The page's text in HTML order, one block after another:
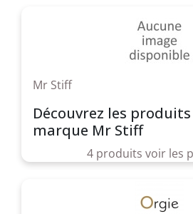
Mr Stiff
Découvrez les
marque Mr Stiff
4 produits voir les